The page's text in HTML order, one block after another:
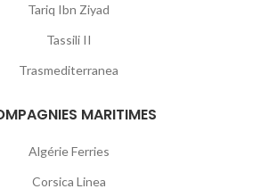
Tariq Ibn Ziyad
Tassili II
Trasmediterranea
MARITIMES
Algérie Ferries
Corsica Linea